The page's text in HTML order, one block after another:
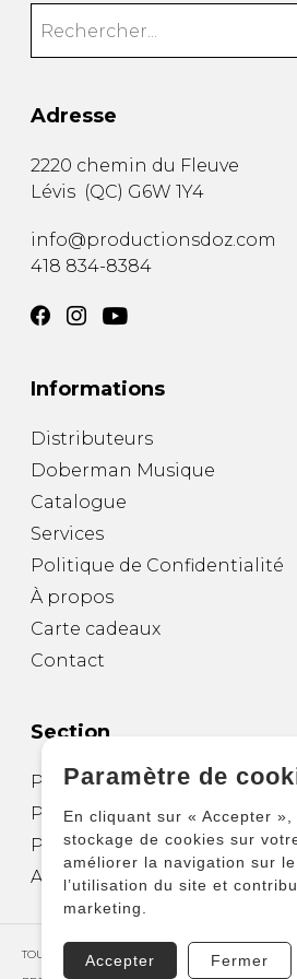
Adresse
2220 chemin du Fleuve
Lévis (QC) G6W 1Y4
info@productionsdoz.com
418 834-8384
Informations
Distributeurs
Doberman Musique
Catalogue
Services
Politique de Confidentialité
À propos
Carte cadeaux
Contact
Section
Partitions pour guitare
Partitions pour autres
Partitions pour ensembles
Autres produits
TOUS DROITS RÉSERVÉS © COPYRIGHT 2026 –
Paramètre de
En cliquant sur « Accepter
stockage de cookies sur
améliorer la navigation sur
l’utilisation du site et
marketing.
Accepter Fermer